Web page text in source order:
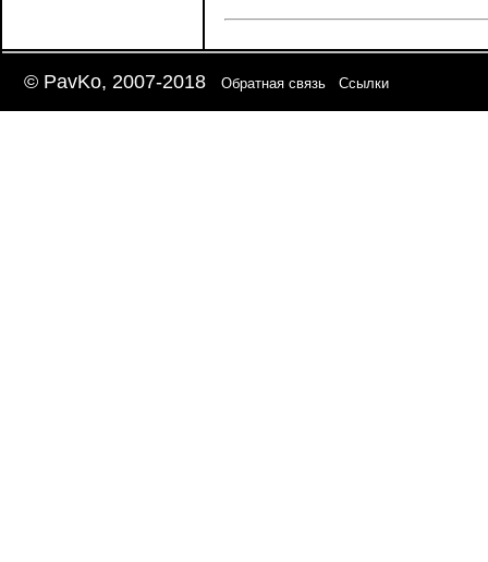
© PavKo, 2007-2018 Обратная связь Ссылки